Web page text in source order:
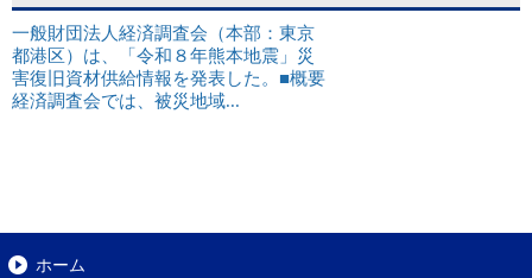
一般財団法人経済調査会（本部：東京
都港区）は、「令和８年熊本地震」災
害復旧資材供給情報を発表した。■概要
経済調査会では、被災地域...
ホーム